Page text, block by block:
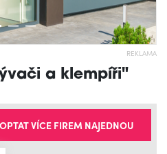
REKLAMA
a klempíři"
VÍCE FIREM NAJEDNOU